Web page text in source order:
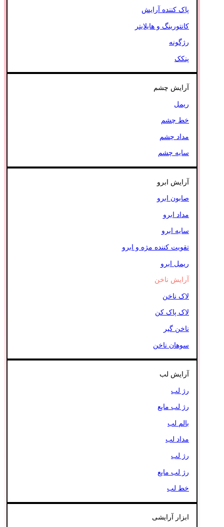
پاک کننده آرایش
کانتورینگ و هایلایتر
رژگونه
پنکک
آرایش چشم
ریمل
خط چشم
مداد چشم
سایه چشم
آرایش ابرو
صابون ابرو
مداد ابرو
سایه ابرو
تقویت کننده مژه و ابرو
ریمل ابرو
آرایش ناخن
لاک ناخن
لاک پاک کن
ناخن گیر
سوهان ناخن
آرایش لب
رژ لب
رژ لب مایع
بالم لب
مداد لب
رژ لب
رژ لب مایع
خط لب
ابزار آرایشی